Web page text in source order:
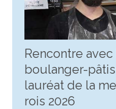
Rencontre
boulanger-
lauréat de la
rois 2026